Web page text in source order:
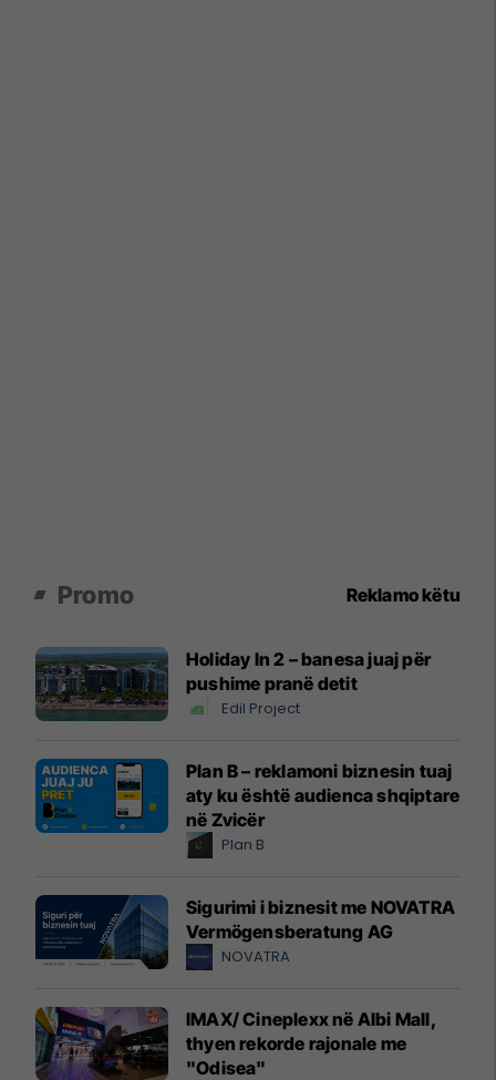
Promo Reklamo këtu
Holiday In 2 – banesa juaj për
pushime pranë detit
Edil Project
Plan B – reklamoni biznesin tuaj
aty ku është audienca shqiptare
në Zvicër
Plan B
Sigurimi i biznesit me NOVATRA
Vermögensberatung AG
NOVATRA
IMAX/ Cineplexx në Albi Mall,
thyen rekorde rajonale me
"Odisea"